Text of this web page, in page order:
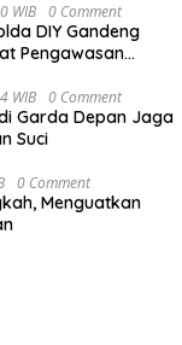
WIB 0 Comment
DIY Gandeng
Pengawasan
WIB 0 Comment
Garda Depan Jaga
Suci
0 Comment
Menguatkan